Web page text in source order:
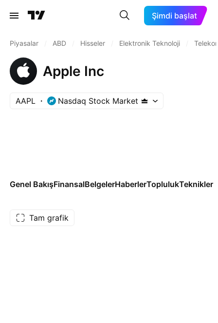
Şimdi başlat
Piyasalar ABD Hisseler Elektronik Teknoloji
Apple Inc
AAPL Nasdaq Stock Market
Genel BakışFinansalBelgelerHaberlerToplulukTeknikler
Tam grafik